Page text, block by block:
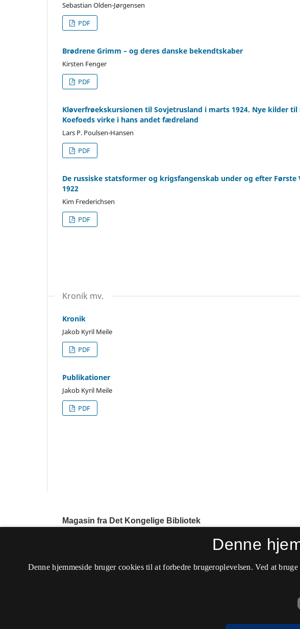
Sebastian Olden-Jørgensen
PDF
Brødrene Grimm – og deres danske bekendtskaber
Kirsten Fenger
PDF
Kløverfrøekskursionen til Sovjetrusland i marts 1924. Nye kilder til
Koefoeds virke i hans andet fædreland
Lars P. Poulsen-Hansen
PDF
De russiske statsformer og krigsfangenskab under og efter Første
1922
Kim Frederichsen
PDF
Kronik mv.
Kronik
Jakob Kyril Meile
PDF
Publikationer
Jakob Kyril Meile
PDF
Magasin fra Det Kongelige Bibliotek
Tidsskriftet ophørte i 2017.
Denne
Denne hjemmeside bruger cookies til at forbedre brugeroplevelsen. Ved at